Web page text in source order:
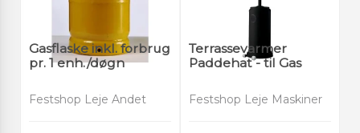
Gasflaske inkl. forbrug
pr. 1 enh./døgn
Festshop Leje Andet
Terrassevarmer
Paddehat - til Gas
Festshop Leje Maskiner